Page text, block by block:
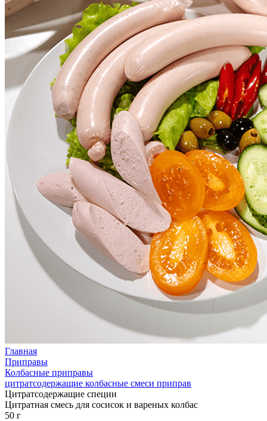
Главная
Приправы
Колбасные приправы
цитратсодержащие колбасные смеси приправ
Цитратсодержащие специи
Цитратная смесь для сосисок и вареных колбас
50 г